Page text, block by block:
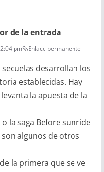
de la entrada
pm Enlace permanente
secuelas desarrollan los
establecidas. Hay
la apuesta de la
o la saga Before sunride
algunos de otros
la primera que se ve